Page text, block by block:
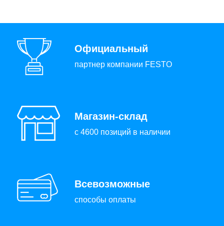
Официальный
партнер компании FESTO
Магазин-склад
с 4600 позиций в наличии
Всевозможные
способы оплаты